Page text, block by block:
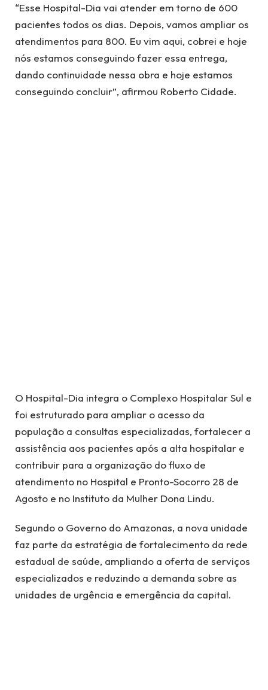
“Esse Hospital-Dia vai atender em torno de 600
pacientes todos os dias. Depois, vamos ampliar os
atendimentos para 800. Eu vim aqui, cobrei e hoje
nós estamos conseguindo fazer essa entrega,
dando continuidade nessa obra e hoje estamos
conseguindo concluir”, afirmou Roberto Cidade.
O Hospital-Dia integra o Complexo Hospitalar Sul e
foi estruturado para ampliar o acesso da
população a consultas especializadas, fortalecer a
assistência aos pacientes após a alta hospitalar e
contribuir para a organização do fluxo de
atendimento no Hospital e Pronto-Socorro 28 de
Agosto e no Instituto da Mulher Dona Lindu.
Segundo o Governo do Amazonas, a nova unidade
faz parte da estratégia de fortalecimento da rede
estadual de saúde, ampliando a oferta de serviços
especializados e reduzindo a demanda sobre as
unidades de urgência e emergência da capital.